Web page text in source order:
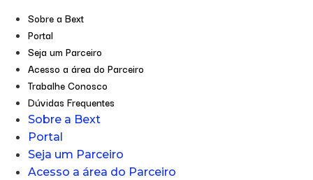
Sobre a Bext
Portal
Seja um Parceiro
Acesso a área do Parceiro
Trabalhe Conosco
Dúvidas Frequentes
Sobre a Bext
Portal
Seja um Parceiro
Acesso a área do Parceiro